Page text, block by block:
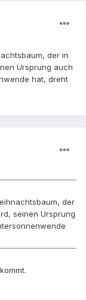
der in
Ursprung auch
hat, dreht
der
seinen Ursprung